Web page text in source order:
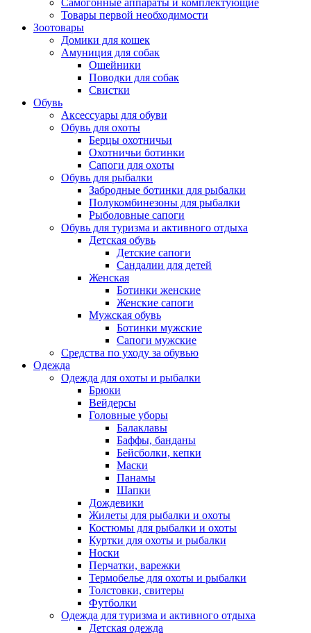
Самогонные аппараты и комплектующие
Товары первой необходимости
Зоотовары
Домики для кошек
Амуниция для собак
Ошейники
Поводки для собак
Свистки
Обувь
Аксессуары для обуви
Обувь для охоты
Берцы охотничьи
Охотничьи ботинки
Сапоги для охоты
Обувь для рыбалки
Забродные ботинки для рыбалки
Полукомбинезоны для рыбалки
Рыболовные сапоги
Обувь для туризма и активного отдыха
Детская обувь
Детские сапоги
Сандалии для детей
Женская
Ботинки женские
Женские сапоги
Мужская обувь
Ботинки мужские
Сапоги мужские
Средства по уходу за обувью
Одежда
Одежда для охоты и рыбалки
Брюки
Вейдерсы
Головные уборы
Балаклавы
Баффы, банданы
Бейсболки, кепки
Маски
Панамы
Шапки
Дождевики
Жилеты для рыбалки и охоты
Костюмы для рыбалки и охоты
Куртки для охоты и рыбалки
Носки
Перчатки, варежки
Термобелье для охоты и рыбалки
Толстовки, свитеры
Футболки
Одежда для туризма и активного отдыха
Детская одежда